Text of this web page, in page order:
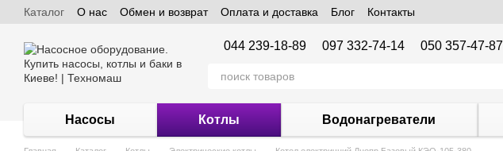
Перейти к основному контенту
Каталог О нас Обмен и возврат Оплата и доставка Блог Контакты
044 239-18-89 097 332-74-14 050 357-47-87
Насосы Котлы Водонагреватели